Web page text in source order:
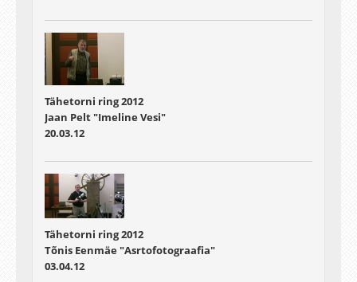
Tähetorni ring 2012
Jaan Pelt "Imeline Vesi"
20.03.12
Tähetorni ring 2012
Tõnis Eenmäe "Asrtofotograafia"
03.04.12